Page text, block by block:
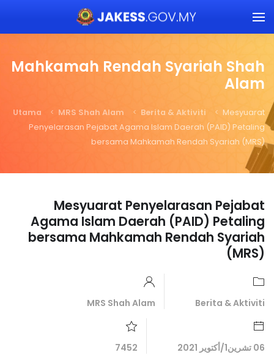
Skip to main content
Mahkamah Rendah Syariah Shah
Alam
Utama MRS Shah Alam Berita & Aktiviti
Mesyuarat
Penyelarasan Pejabat Agama Islam Daerah (PAID) Petaling
bersama Mahkamah Rendah Syariah (MRS)
Mesyuarat Penyelarasan Pejabat
Agama Islam Daerah (PAID) Petaling
bersama Mahkamah Rendah Syariah
(MRS)
Berita & Aktiviti
MRS Shah Alam
06 تشرين1/أكتوير 2021 7452